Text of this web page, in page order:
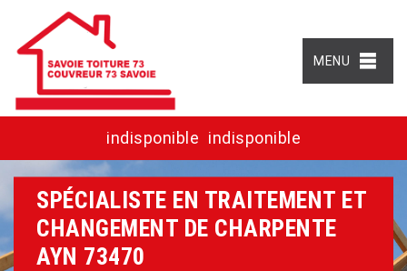
MENU
indisponible indisponible
SPÉCIALISTE EN TRAITEMENT ET
CHANGEMENT DE CHARPENTE
AYN 73470